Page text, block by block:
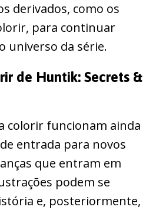
derivados, como os
para continuar
universo da série.
de Huntik: Secrets &
colorir funcionam ainda
entrada para novos
que entram em
podem se
e, posteriormente,